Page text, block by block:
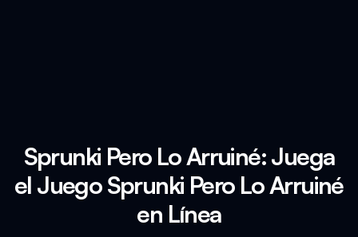
Sprunki Pero Lo Arruiné: Juega
el Juego Sprunki Pero Lo Arruiné
en Línea